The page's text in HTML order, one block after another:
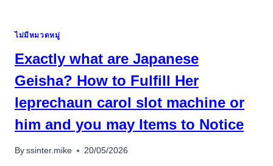
ไม่มีหมวดหมู่
Exactly what are Japanese
Geisha? How to Fulfill Her
leprechaun carol slot machine or
him and you may Items to Notice
By ssinter.mike 20/05/2026